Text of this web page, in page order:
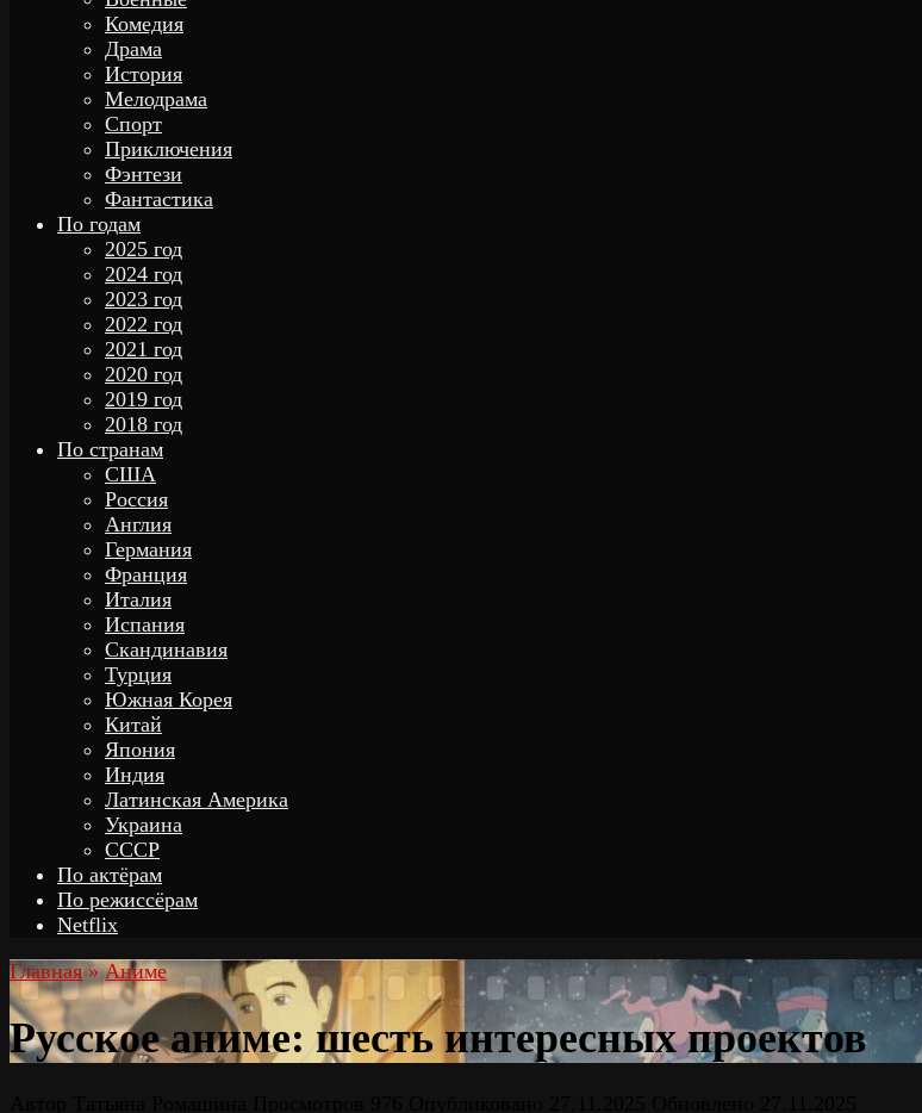
Комедия
Драма
История
Мелодрама
Спорт
Приключения
Фэнтези
Фантастика
По годам
2025 год
2024 год
2023 год
2022 год
2021 год
2020 год
2019 год
2018 год
По странам
США
Россия
Англия
Германия
Франция
Италия
Испания
Скандинавия
Турция
Южная Корея
Китай
Япония
Индия
Латинская Америка
Украина
СССР
По актёрам
По режиссёрам
Netflix
Главная » Аниме
Русское аниме: шесть интересных проектов